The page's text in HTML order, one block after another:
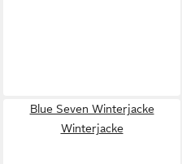
Blue Seven Winterjacke
Winterjacke